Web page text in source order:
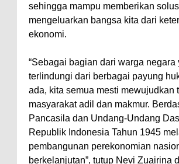
sehingga mampu memberikan
mengeluarkan bangsa kita dari
ekonomi.
“Sebagai bagian dari warga negara
terlindungi dari berbagai payung
ada, kita semua mesti mewujudkan
masyarakat adil dan makmur.
Pancasila dan Undang-Undang
Republik Indonesia Tahun 1945
pembangunan perekonomian
berkelanjutan”, tutup Nevi Zuairina